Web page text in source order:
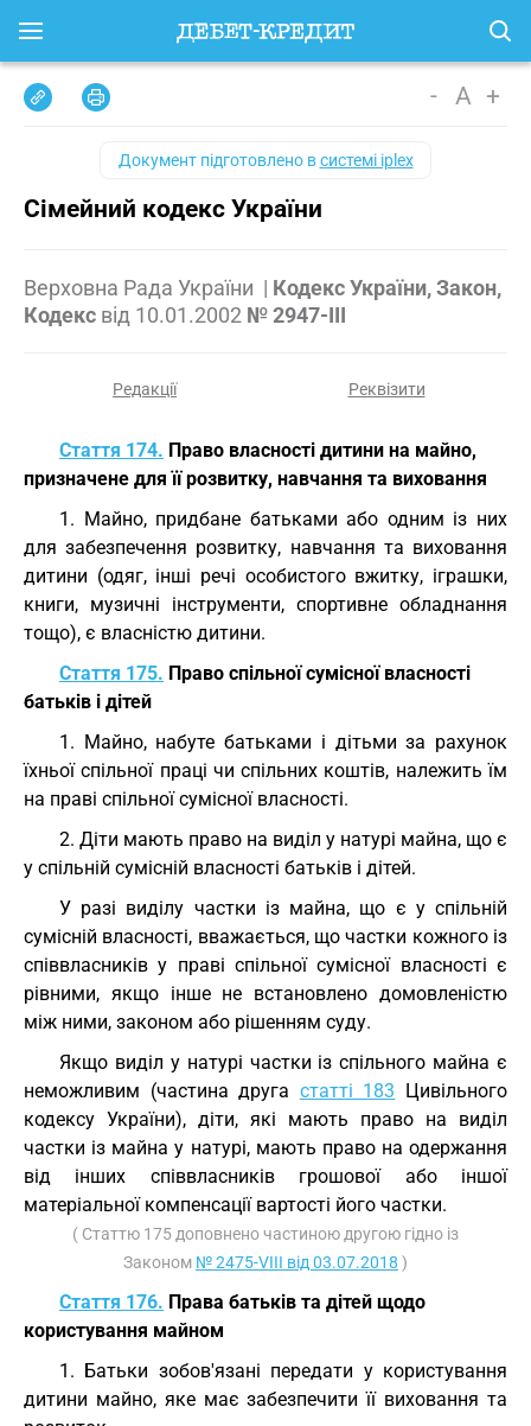
- A +
Документ підготовлено всистемі iplex
Сімейний кодекс України
Верховна Рада України | Кодекс України, Закон,
Кодекс від 10.01.2002 № 2947-III
Редакції Реквізити
Стаття 174. Право власності дитини на майно,
призначене для її розвитку, навчання та виховання
1. Майно, придбане батьками або одним із них
для забезпечення розвитку, навчання та виховання
дитини (одяг, інші речі особистого вжитку, іграшки,
книги, музичні інструменти, спортивне обладнання
тощо), є власністю дитини.
Стаття 175. Право спільної сумісної власності
батьків і дітей
1. Майно, набуте батьками і дітьми за рахунок
їхньої спільної праці чи спільних коштів, належить їм
на праві спільної сумісної власності.
2. Діти мають право на виділ у натурі майна, що є
у спільній сумісній власності батьків і дітей.
У разі виділу частки із майна, що є у спільній
сумісній власності, вважається, що частки кожного із
співвласників у праві спільної сумісної власності є
рівними, якщо інше не встановлено домовленістю
між ними, законом або рішенням суду.
Якщо виділ у натурі частки із спільного майна є
неможливим (частина друга статті 183 Цивільного
кодексу України), діти, які мають право на виділ
частки із майна у натурі, мають право на одержання
від інших співвласників грошової або іншої
матеріальної компенсації вартості його частки.
( Статтю 175 доповнено частиною другою гідно із
Законом № 2475-VIII від 03.07.2018 )
Стаття 176. Права батьків та дітей щодо
користування майном
1. Батьки зобов'язані передати у користування
дитини майно, яке має забезпечити її виховання та